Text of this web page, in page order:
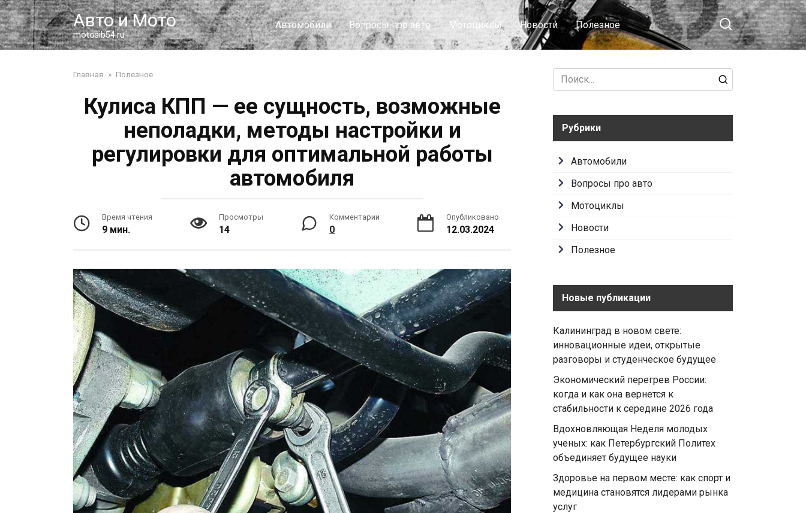
Перейти
к
контенту
Авто и Мото
motosib54.ru
Автомобили Вопросы про авто Мотоциклы Новости Полезное
Главная » Полезное
Кулиса КПП — ее сущность, возможные
неполадки, методы настройки и
регулировки для оптимальной работы
автомобиля
Время чтения
9 мин.
Просмотры
14
Комментарии
0
Опубликовано
12.03.2024
Search
for:
Рубрики
Автомобили
Вопросы про авто
Мотоциклы
Новости
Полезное
Новые публикации
Калининград в новом свете:
инновационные идеи, открытые
разговоры и студенческое будущее
Экономический перегрев России:
когда и как она вернется к
стабильности к середине 2026 года
Вдохновляющая Неделя молодых
ученых: как Петербургский Политех
объединяет будущее науки
Здоровье на первом месте: как спорт и
медицина становятся лидерами рынка
услуг